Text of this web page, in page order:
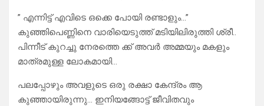
” എന്നിട്ട് എവിടെ ഒക്കെ പോയി രണ്ടാളും…”
കുഞ്ഞിപെണ്ണിനെ വാരിയെടുത്ത് മടിയിലിരുത്തി ശ്രീ..
പിന്നീട് കുറച്ചു നേരത്തെ ക്ക് അവർ അമ്മയും മകളും
മാത്രമുള്ള ലോകമായി…
പലപ്പോഴും അവളുടെ ഒരു രക്ഷാ കേന്ദ്രം ആ
കുഞ്ഞായിരുന്നു… ഇനിയങ്ങോട്ട് ജീവിതവും